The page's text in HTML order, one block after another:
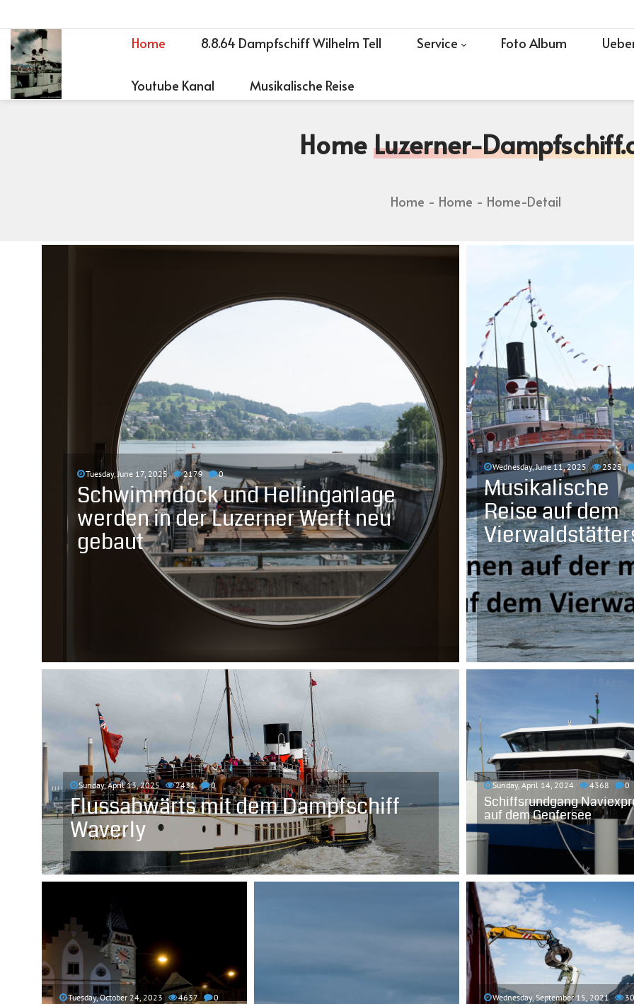
Home 8.8.64 Dampfschiff Wilhelm Tell Service Foto Album
Youtube Kanal Musikalische Reise
HomeLuzerner-
Home Home Home-Detail
Tuesday, June 17, 2025 2179 0
Schwimmdock und Hellinganlage
werden in der Luzerner Werft neu
gebaut
Wednesday, June 11, 2025 2525
Musikalische
Reise auf dem
Sunday, April 13, 2025 2431 0
Flussabwärts mit dem Dampfschiff
Waverly
Sunday, April 14, 2024 4368 0
Schiffsrundgang
auf dem Genfersee
Tuesday, October 24, 2023 4637 0 Wednesday, September 15, 2021